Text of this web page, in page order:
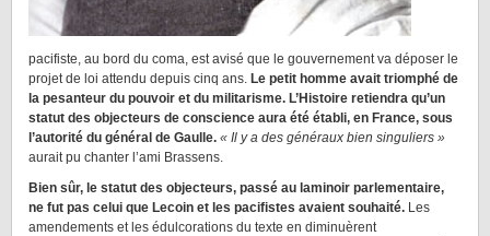
pacifiste, au bord du coma, est avisé que le gouvernement va déposer le
projet de loi attendu depuis cinq ans. Le petit homme avait triomphé de
la pesanteur du pouvoir et du militarisme. L’Histoire retiendra qu’un
statut des objecteurs de conscience aura été établi, en France, sous
l’autorité du général de Gaulle. « Il y a des généraux bien singuliers »
aurait pu chanter l’ami Brassens.
Bien sûr, le statut des objecteurs, passé au laminoir parlementaire,
ne fut pas celui que Lecoin et les pacifistes avaient souhaité. Les
amendements et les édulcorations du texte en diminuèrent